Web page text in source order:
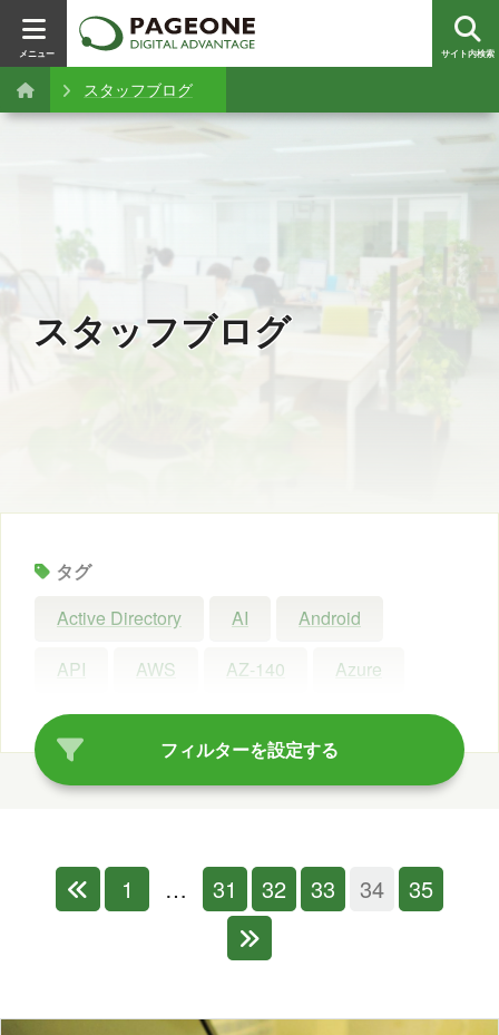
メニュー サイト内検索
スタッフブログ
スタッフブログ
タグ
Active Directory
AI
Android
API
AWS AZ-140
Azure
Azure AI Search
Azure AI Studio
Azure Synapse Analytics
C#
Claude Code
Copilot Studio
Dynamics 365
フィルターを設定する
1 … 31 32 33 34 35